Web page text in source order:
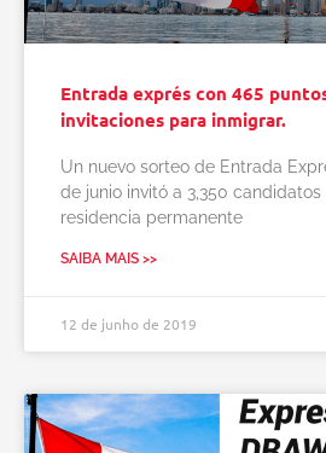
Entrada exprés con 465
invitaciones para inmigrar.
Un nuevo sorteo de Entrada
de junio invitó a 3,350
residencia permanente
SAIBA MAIS >>
12 de junho de 2019